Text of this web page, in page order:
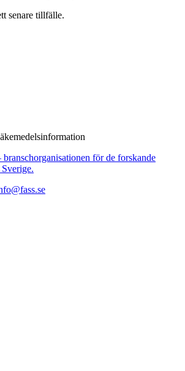
senare tillfälle.
för de forskande